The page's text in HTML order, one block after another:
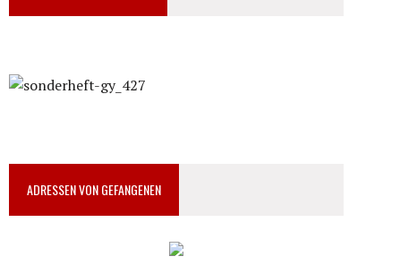
ADRESSEN VON GEFANGENEN